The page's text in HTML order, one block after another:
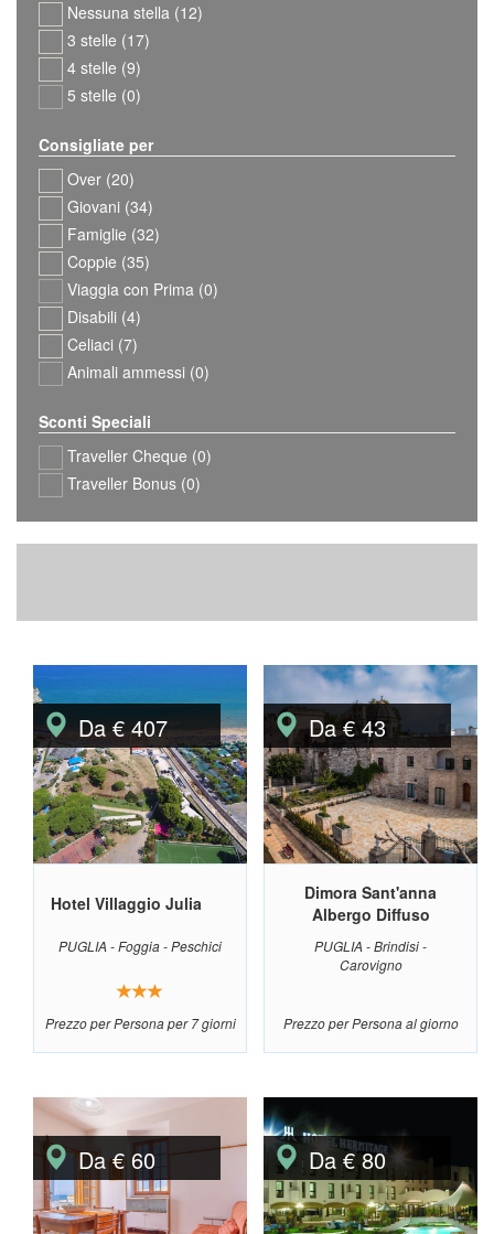
Nessuna stella (12)
3 stelle (17)
4 stelle (9)
5 stelle (0)
Consigliate per
Over (20)
Giovani (34)
Famiglie (32)
Coppie (35)
Viaggia con Prima (0)
Disabili (4)
Celiaci (7)
Animali ammessi (0)
Sconti Speciali
Traveller Cheque (0)
Traveller Bonus (0)
Da € 407
Hotel Villaggio Julia
PUGLIA - Foggia - Peschici
Prezzo per Persona per 7 giorni
Da € 43
Dimora Sant'anna
Albergo Diffuso
PUGLIA - Brindisi -
Carovigno
Prezzo per Persona al giorno
Da € 60 Da € 80